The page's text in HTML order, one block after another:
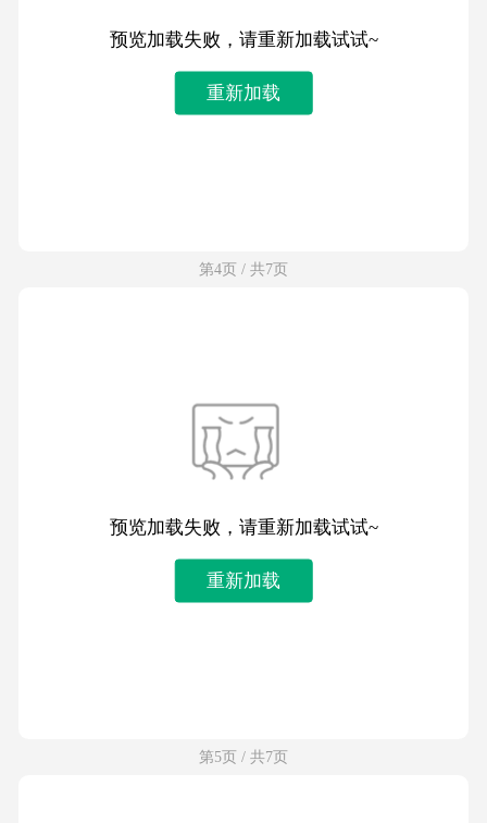
预览加载失败，请重新加载试试~
重新加载
第4页 / 共7页
预览加载失败，请重新加载试试~
重新加载
第5页 / 共7页